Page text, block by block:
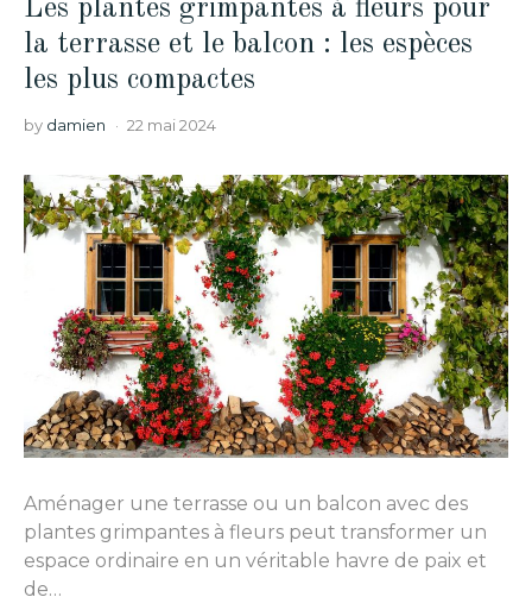
Les plantes grimpantes à fleurs pour
la terrasse et le balcon : les espèces
les plus compactes
by damien 22 mai 2024
Aménager une terrasse ou un balcon avec des
plantes grimpantes à fleurs peut transformer un
espace ordinaire en un véritable havre de paix et
de…